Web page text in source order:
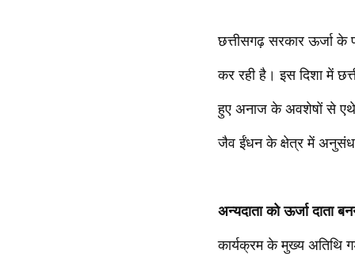
छत्तीसगढ़ सरकार ऊर्जा के
कर रही है। इस दिशा में
हुए अनाज के अवशेषों से
जैव ईंधन के क्षेत्र में
अन्यदाता को ऊर्जा दाता
कार्यक्रम के मुख्य अतिथि